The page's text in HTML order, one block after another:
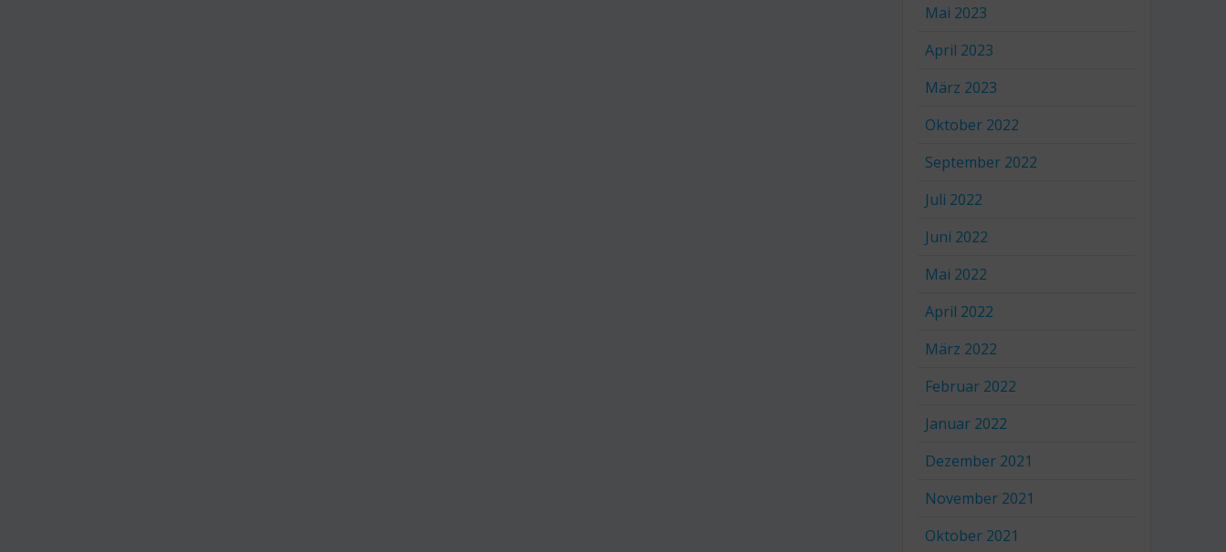
Mai 2023
April 2023
März 2023
Oktober 2022
September 2022
Juli 2022
Juni 2022
Mai 2022
April 2022
März 2022
Februar 2022
Januar 2022
Dezember 2021
November 2021
Oktober 2021